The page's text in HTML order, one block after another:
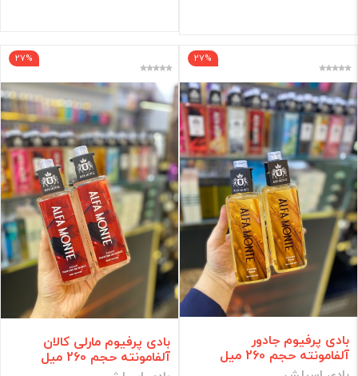
27%
بادی پرفیوم جادور
آلفامونته حجم 260 میل
27%
بادی پرفیوم مارلی کالان
آلفامونته حجم 260 میل